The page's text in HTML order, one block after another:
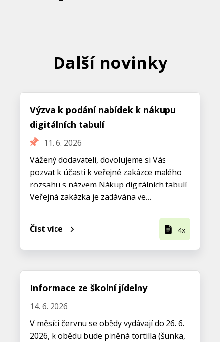
Další novinky
Výzva k podání nabídek k nákupu
digitálních tabulí
11. 6. 2026
Vážený dodavateli, dovolujeme si Vás
pozvat k účasti k veřejné zakázce malého
rozsahu s názvem Nákup digitálních tabulí
Veřejná zakázka je zadávána ve…
Číst více 4x
Informace ze školní jídelny
14. 6. 2026
V měsíci červnu se obědy vydávají do 26. 6.
2026, k obědu bude plněná tortilla (šunka,